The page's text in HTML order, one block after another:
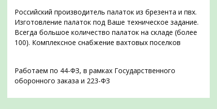
Российский производитель палаток из брезента и пвх.
Изготовление палаток под Ваше техническое задание.
Всегда большое количество палаток на складе (более
100). Комплексное снабжение вахтовых поселков
Работаем по 44-ФЗ, в рамках Государственного
оборонного заказа и 223-ФЗ